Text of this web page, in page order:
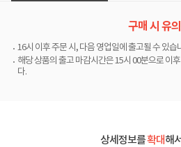
구매 시 유
16시 이후 주문 시, 다음 영업일에 출고될 수 있습
해당 상품의 출고 마감시간은 15시 00분으로 이
다.
상세정보를확대해